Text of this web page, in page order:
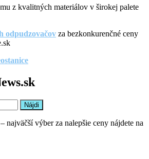
z kvalitných materiálov v širokej palete
odpudzovačov za bezkonkurenčné ceny
– najväčší výber za nalepšie ceny nájdete na